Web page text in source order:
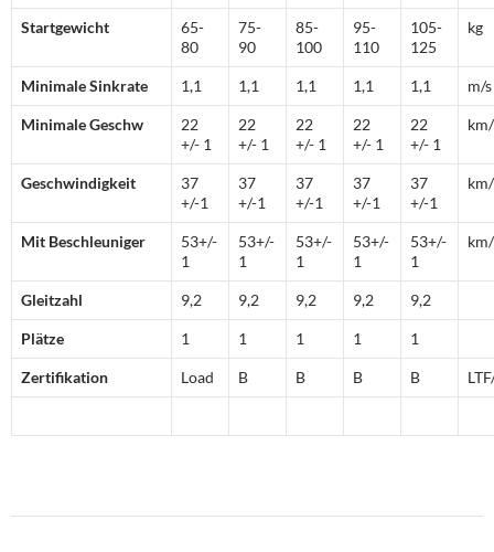
Startgewicht
65-
80
75-
90
85-
100
95-
110
105-
125
kg
Minimale Sinkrate 1,1 1,1 1,1 1,1 1,1 m/s
Minimale Geschw
22
+/- 1
22
+/- 1
22
+/- 1
22
+/- 1
22
+/- 1
Geschwindigkeit
37
+/-1
37
+/-1
37
+/-1
37
+/-1
37
+/-1
Mit Beschleuniger
53+/-
1
53+/-
1
53+/-
1
53+/-
1
53+/-
1
Gleitzahl 9,2 9,2 9,2 9,2 9,2
Plätze 1 1 1 1 1
Zertifikation Load B B B B